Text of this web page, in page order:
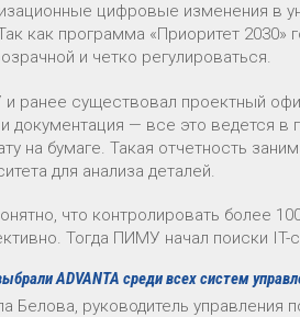
цифровые изменения в
как программа «Приоритет 2030»
и четко регулироваться.
ранее существовал проектный
документация — все это ведется в
на бумаге. Такая отчетность
для анализа деталей.
что контролировать более
Тогда ПИМУ начал поиски IT-
ADVANTA среди всех систем
Белова, руководитель